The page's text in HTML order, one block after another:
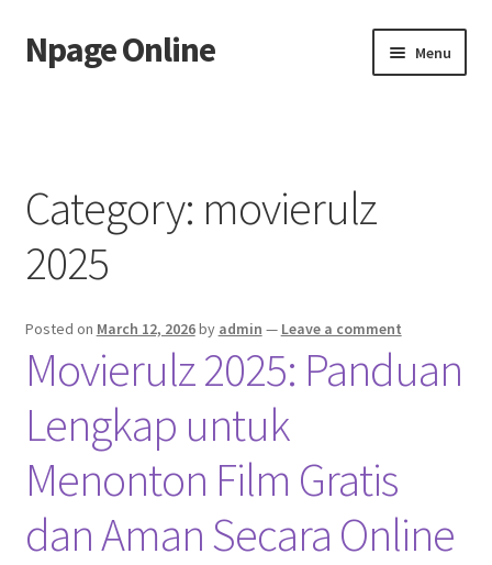
Skip
to
Skip
to
Npage Online Menu
Category: movierulz
2025
Posted on March 12, 2026by admin — Leave a comment
Movierulz 2025: Panduan
Lengkap untuk
Menonton Film Gratis
dan Aman Secara Online